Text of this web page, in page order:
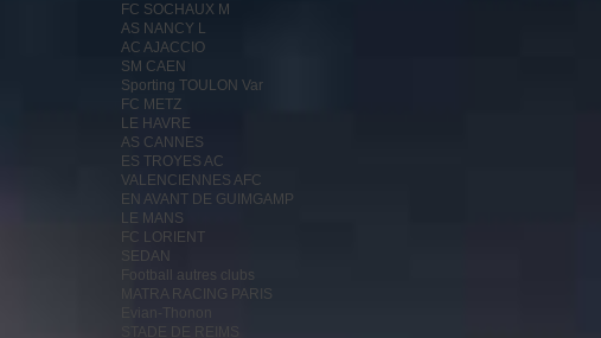
FC SOCHAUX M
AS NANCY L
AC AJACCIO
SM CAEN
Sporting TOULON Var
FC METZ
LE HAVRE
AS CANNES
ES TROYES AC
VALENCIENNES AFC
EN AVANT DE GUIMGAMP
LE MANS
FC LORIENT
SEDAN
Football autres clubs
MATRA RACING PARIS
Evian-Thonon
STADE DE REIMS